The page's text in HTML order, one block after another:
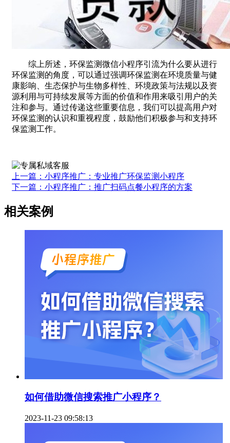
综上所述，环保监测微信小程序引流为什么要从进行
环保监测的角度，可以通过强调环保监测在环境质量与健
康影响、生态保护与生物多样性、环境政策与法规以及资
源利用与可持续发展等方面的价值和作用来吸引用户的关
注和参与。通过传递这些重要信息，我们可以提高用户对
环保监测的认识和重视程度，鼓励他们积极参与和支持环
保监测工作。
上一篇：小程序推广：专业推广环保监测小程序
下一篇：小程序推广：推广扫码点餐小程序的方案
相关案例
如何借助微信搜索推广小程序？
2023-11-23 09:58:13